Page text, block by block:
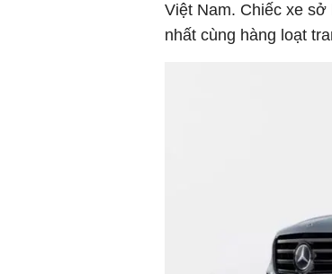
Việt Nam. Chiếc xe
nhất cùng hàng loạt